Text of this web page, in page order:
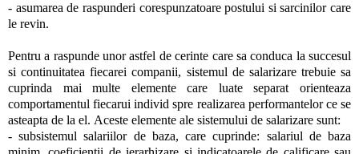
- asumarea de raspunderi corespunzatoare postului si sarcinilor care
le revin.
Pentru a raspunde unor astfel de cerinte care sa conduca la succesul
si continuitatea fiecarei companii, sistemul de salarizare trebuie sa
cuprinda mai multe elemente care luate separat orienteaza
comportamentul fiecarui individ spre realizarea performantelor ce se
asteapta de la el. Aceste elemente ale sistemului de salarizare sunt:
- subsistemul salariilor de baza, care cuprinde: salariul de baza